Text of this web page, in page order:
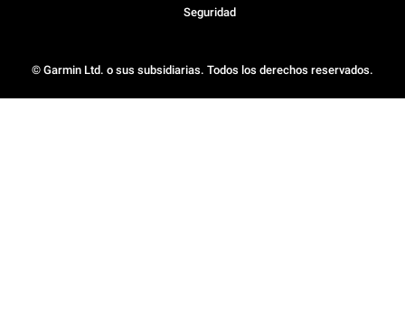
© Garmin Ltd. o sus subsidiarias. Todos los derechos reservados.
Seguridad